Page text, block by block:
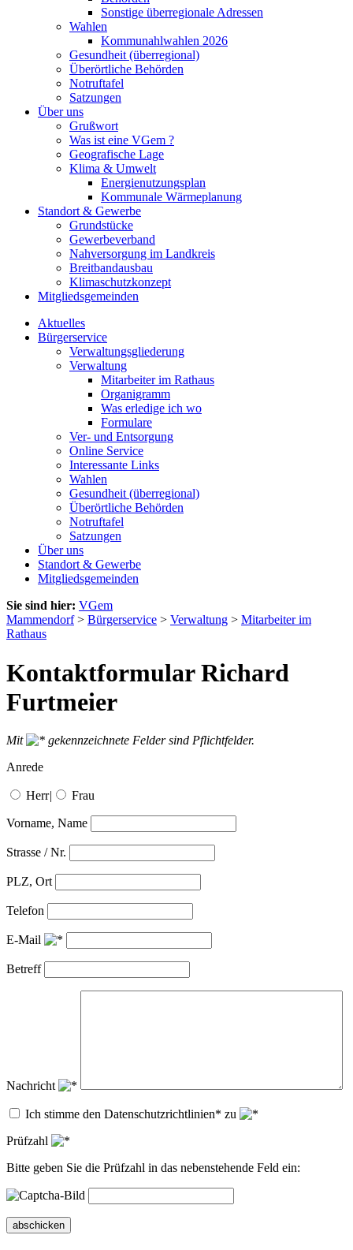
Sonstige überregionale Adressen
Wahlen
Kommunahlwahlen 2026
Gesundheit (überregional)
Überörtliche Behörden
Notruftafel
Satzungen
Über uns
Grußwort
Was ist eine VGem ?
Geografische Lage
Klima & Umwelt
Energienutzungsplan
Kommunale Wärmeplanung
Standort & Gewerbe
Grundstücke
Gewerbeverband
Nahversorgung im Landkreis
Breitbandausbau
Klimaschutzkonzept
Mitgliedsgemeinden
Aktuelles
Bürgerservice
Verwaltungsgliederung
Verwaltung
Mitarbeiter im Rathaus
Organigramm
Was erledige ich wo
Formulare
Ver- und Entsorgung
Online Service
Interessante Links
Wahlen
Gesundheit (überregional)
Überörtliche Behörden
Notruftafel
Satzungen
Über uns
Standort & Gewerbe
Mitgliedsgemeinden
Sie sind hier: VGem
Mammendorf> Bürgerservice > Verwaltung > Mitarbeiter im
Rathaus
Kontaktformular Richard
Furtmeier
Mit
gekennzeichnete Felder sind Pflichtfelder.
Anrede
Herr| Frau
Vorname, Name
Strasse / Nr.
PLZ, Ort
Telefon
E-Mail
Betreff
Nachricht
Ich stimme den Datenschutzrichtlinien* zu
Prüfzahl
Bitte geben Sie die Prüfzahl in das nebenstehende Feld ein:
abschicken